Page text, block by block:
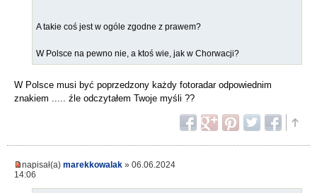
A takie coś jest w ogóle zgodne z prawem?
W Polsce na pewno nie, a ktoś wie, jak w Chorwacji?
W Polsce musi być poprzedzony każdy fotoradar odpowiednim
znakiem ..... źle odczytałem Twoje myśli ??
napisał(a) marekkowalak » 06.06.2024
14:06